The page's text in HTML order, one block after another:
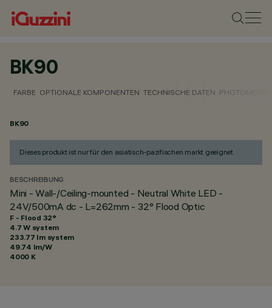
BK90
FARBE OPTIONALE KOMPONENTEN TECHNISCHE DATEN
BK90
Dieses produkt ist nur für den asiatisch-pazifischen markt geeignet
BESCHREIBUNG
Mini - Wall-/Ceiling-mounted - Neutral White LED -
24V/500mA dc - L=262mm - 32° Flood Optic
F - Flood 32°
4.7 W system
233.77 lm system
49.74 lm/W
4000 K